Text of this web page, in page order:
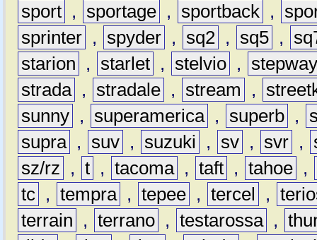
sport , sportage , sportback ,
sprinter , spyder , sq2 , sq5 ,
starion
, starlet , stelvio ,
strada , stradale , stream ,
sunny , superamerica , superb ,
supra , suv , suzuki , sv , svr ,
sz/rz
, t , tacoma , taft , tahoe ,
tc , tempra , tepee , tercel ,
terrain
, terrano , testarossa ,